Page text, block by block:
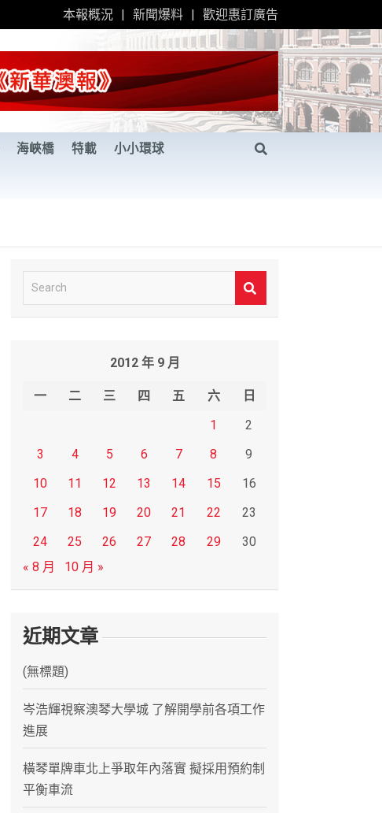
本報概況 新聞爆料 歡迎惠訂廣告
海峽橋 特載 小小環球
e
2012 年 9 月
一 二 三 四 五 六
日
1
2
3
4 5 6 7 8
9
10
11 12 13 14 15
16
17
18 19 20 21 22
23
24
25 26 27 28 29
30
« 8 月
10 月 »
近期文章
(無標題)
岑浩輝視察澳琴大學城 了解開學前各項工作
進展
橫琴單牌車北上爭取年內落實 擬採用預約制
平衡車流